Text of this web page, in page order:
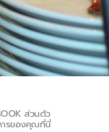
ส่วนตัว
ารของคุณที่นี่